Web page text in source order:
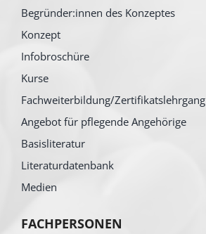
Begründer:innen des Konzeptes
Konzept
Infobroschüre
Kurse
Fachweiterbildung/Zertifikatslehrgang
Angebot für pflegende Angehörige
Basisliteratur
Literaturdatenbank
Medien
FACHPERSONEN